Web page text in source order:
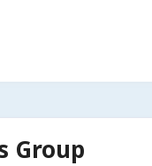
Group